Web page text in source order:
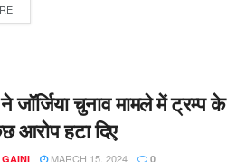
जॉर्जिया चुनाव मामले में ट्रम्प के
आरोप हटा दिए
MARCH 15, 2024 0